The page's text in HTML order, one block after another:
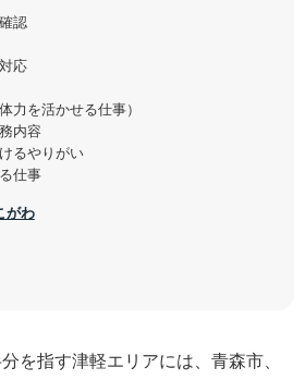
認
応
力を活かせる仕事）
内容
るやりがい
仕事
がわ
を指す津軽エリアには、青森市、